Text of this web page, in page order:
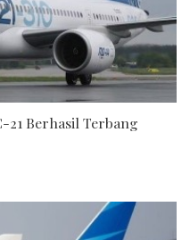
21 Berhasil Terbang